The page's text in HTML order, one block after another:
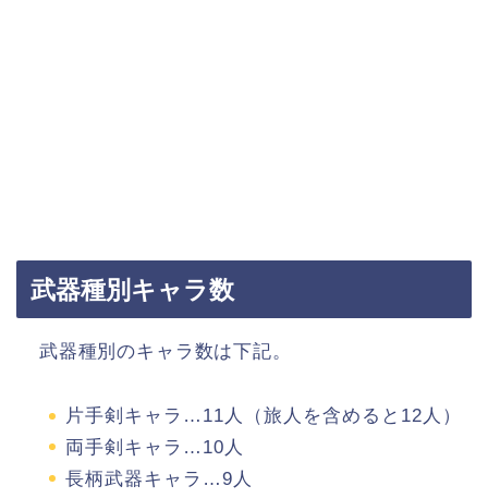
武器種別キャラ数
武器種別のキャラ数は下記。
片手剣キャラ…11人（旅人を含めると12人）
両手剣キャラ…10人
長柄武器キャラ…9人